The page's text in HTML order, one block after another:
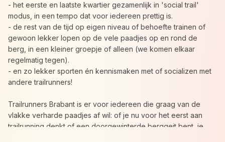
- het eerste en laatste kwartier gezamenlijk in 'social trail'
modus, in een tempo dat voor iedereen prettig is.
- de rest van de tijd op eigen niveau of behoefte trainen of
gewoon lekker lopen op de vele paadjes op en rond de
berg, in een kleiner groepje of alleen (we komen elkaar
regelmatig tegen).
- en zo lekker sporten én kennismaken met of socializen met
andere trailrunners!
Trailrunners Brabant is er voor iedereen die graag van de
vlakke verharde paadjes af wil: of je nu voor het eerst aan
trailrunning denkt of een doorgewinterde berggeit bent, je